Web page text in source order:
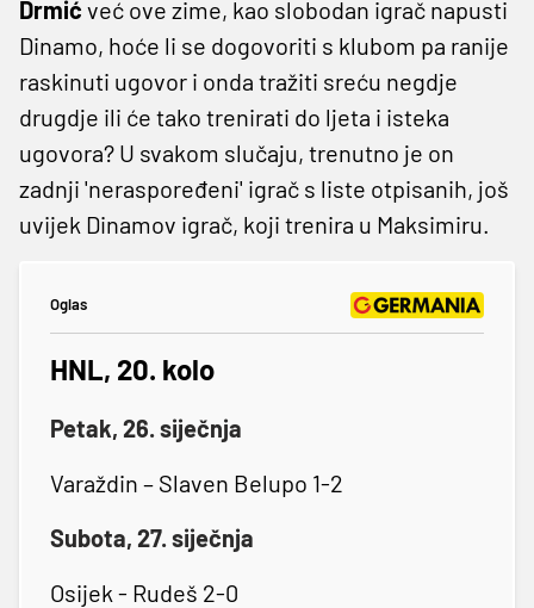
Drmić već ove zime, kao slobodan igrač napusti
Dinamo, hoće li se dogovoriti s klubom pa ranije
raskinuti ugovor i onda tražiti sreću negdje
drugdje ili će tako trenirati do ljeta i isteka
ugovora? U svakom slučaju, trenutno je on
zadnji 'neraspoređeni' igrač s liste otpisanih, još
uvijek Dinamov igrač, koji trenira u Maksimiru.
Oglas
HNL, 20. kolo
Petak, 26. siječnja
Varaždin – Slaven Belupo 1-2
Subota, 27. siječnja
Osijek - Rudeš 2-0